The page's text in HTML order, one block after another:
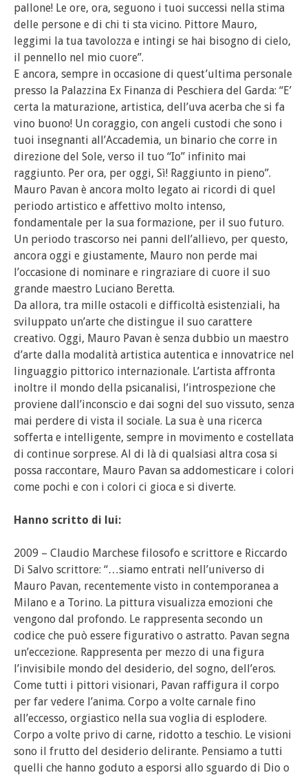
pallone! Le ore, ora, seguono i tuoi successi nella stima
delle persone e di chi ti sta vicino. Pittore Mauro,
leggimi la tua tavolozza e intingi se hai bisogno di cielo,
il pennello nel mio cuore”.
E ancora, sempre in occasione di quest’ultima personale
presso la Palazzina Ex Finanza di Peschiera del Garda: “E’
certa la maturazione, artistica, dell’uva acerba che si fa
vino buono! Un coraggio, con angeli custodi che sono i
tuoi insegnanti all’Accademia, un binario che corre in
direzione del Sole, verso il tuo “Io” infinito mai
raggiunto. Per ora, per oggi, Sì! Raggiunto in pieno”.
Mauro Pavan è ancora molto legato ai ricordi di quel
periodo artistico e affettivo molto intenso,
fondamentale per la sua formazione, per il suo futuro.
Un periodo trascorso nei panni dell’allievo, per questo,
ancora oggi e giustamente, Mauro non perde mai
l’occasione di nominare e ringraziare di cuore il suo
grande maestro Luciano Beretta.
Da allora, tra mille ostacoli e difficoltà esistenziali, ha
sviluppato un’arte che distingue il suo carattere
creativo. Oggi, Mauro Pavan è senza dubbio un maestro
d’arte dalla modalità artistica autentica e innovatrice nel
linguaggio pittorico internazionale. L’artista affronta
inoltre il mondo della psicanalisi, l’introspezione che
proviene dall’inconscio e dai sogni del suo vissuto, senza
mai perdere di vista il sociale. La sua è una ricerca
sofferta e intelligente, sempre in movimento e costellata
di continue sorprese. Al di là di qualsiasi altra cosa si
possa raccontare, Mauro Pavan sa addomesticare i colori
come pochi e con i colori ci gioca e si diverte.
Hanno scritto di lui:
2009 – Claudio Marchese filosofo e scrittore e Riccardo
Di Salvo scrittore: “…siamo entrati nell’universo di
Mauro Pavan, recentemente visto in contemporanea a
Milano e a Torino. La pittura visualizza emozioni che
vengono dal profondo. Le rappresenta secondo un
codice che può essere figurativo o astratto. Pavan segna
un’eccezione. Rappresenta per mezzo di una figura
l’invisibile mondo del desiderio, del sogno, dell’eros.
Come tutti i pittori visionari, Pavan raffigura il corpo
per far vedere l’anima. Corpo a volte carnale fino
all’eccesso, orgiastico nella sua voglia di esplodere.
Corpo a volte privo di carne, ridotto a teschio. Le visioni
sono il frutto del desiderio delirante. Pensiamo a tutti
quelli che hanno goduto a esporsi allo sguardo di Dio o